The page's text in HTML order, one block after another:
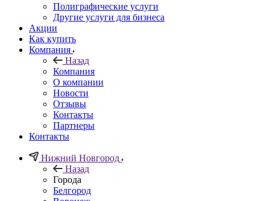
Полиграфические услуги
Другие услуги для бизнеса
Акции
Как купить
Компания
Назад
Компания
О компании
Новости
Отзывы
Контакты
Партнеры
Контакты
Нижний Новгород
Назад
Города
Белгород